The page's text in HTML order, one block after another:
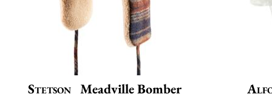
Stetson Meadville Bomber